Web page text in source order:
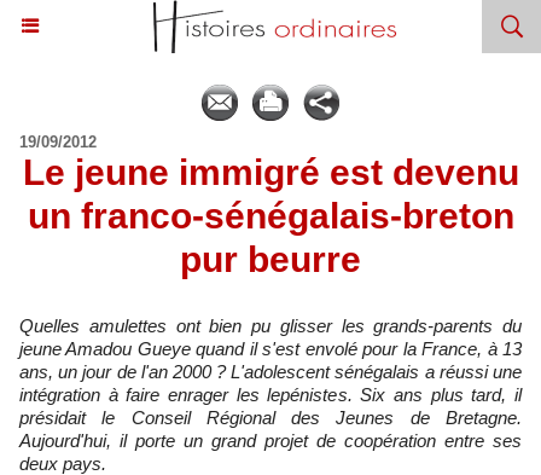
19/09/2012
Le jeune immigré est devenu
un franco-sénégalais-breton
pur beurre
Quelles amulettes ont bien pu glisser les grands-parents du
jeune Amadou Gueye quand il s'est envolé pour la France, à 13
ans, un jour de l'an 2000 ? L'adolescent sénégalais a réussi une
intégration à faire enrager les lepénistes. Six ans plus tard, il
présidait le Conseil Régional des Jeunes de Bretagne.
Aujourd'hui, il porte un grand projet de coopération entre ses
deux pays.